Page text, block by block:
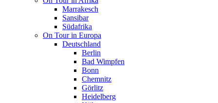
Marrakesch
Sansibar
Südafrika
On Tour in Europa
Deutschland
Berlin
Bad Wimpfen
Bonn
Chemnitz
Görlitz
Heidelberg